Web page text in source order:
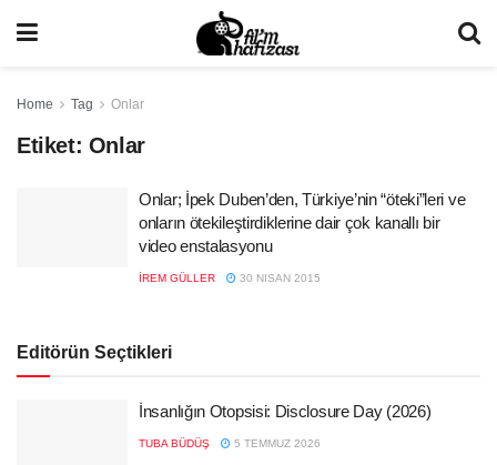
Home Tag Onlar
Etiket: Onlar
Onlar; İpek Duben’den, Türkiye’nin “öteki”leri ve
onların ötekileştirdiklerine dair çok kanallı bir
video enstalasyonu
İREM GÜLLER 30 NISAN 2015
Editörün Seçtikleri
İnsanlığın Otopsisi: Disclosure Day (2026)
TUBA BÜDÜŞ 5 TEMMUZ 2026